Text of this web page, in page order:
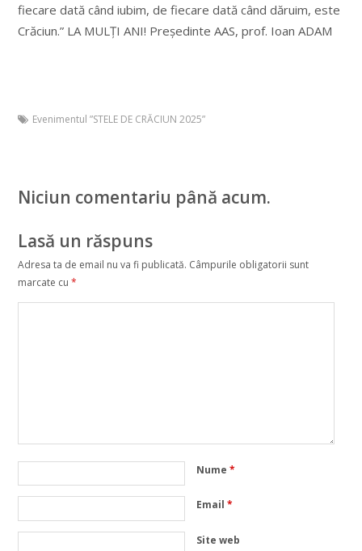
fiecare dată când iubim, de fiecare dată când dăruim, este
Crăciun.” LA MULȚI ANI! Președinte AAS, prof. Ioan ADAM
Evenimentul ”STELE DE CRĂCIUN 2025”
Niciun comentariu până acum.
Lasă un răspuns
Adresa ta de email nu va fi publicată. Câmpurile obligatorii sunt
marcate cu *
Nume *
Email *
Site web